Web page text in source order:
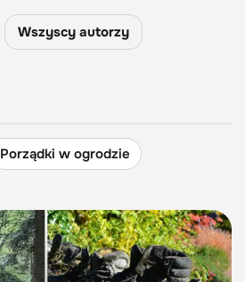
Wszyscy autorzy
Porządki w ogrodzie